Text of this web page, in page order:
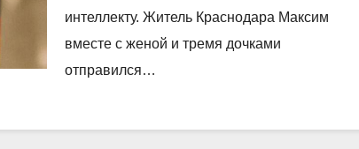
интеллекту. Житель Краснодара Максим
вместе с женой и тремя дочками
отправился…